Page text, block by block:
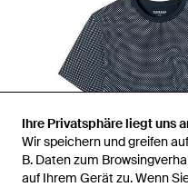
Ihre Privatsphäre liegt uns
Wir speichern und greifen
B. Daten zum
auf Ihrem Gerät zu. Wenn